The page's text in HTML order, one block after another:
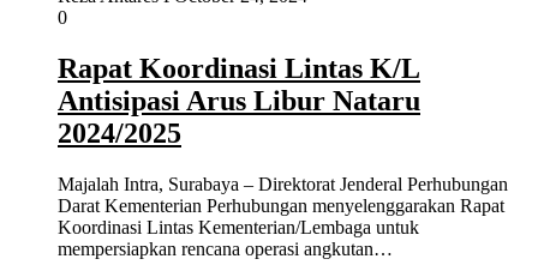
0
Rapat Koordinasi Lintas K/L
Antisipasi Arus Libur Nataru
2024/2025
Majalah Intra, Surabaya – Direktorat Jenderal Perhubungan
Darat Kementerian Perhubungan menyelenggarakan Rapat
Koordinasi Lintas Kementerian/Lembaga untuk
mempersiapkan rencana operasi angkutan…